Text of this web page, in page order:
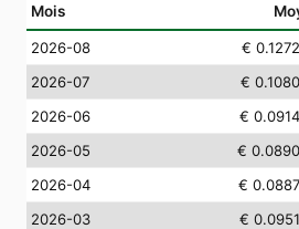
Mois
2026-08 € 0.1272
2026-07
€ 0.1080
2026-06
€ 0.0914
2026-05
€ 0.0890
2026-04
€ 0.0887
2026-03
€ 0.0951